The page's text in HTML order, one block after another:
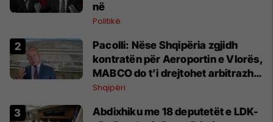
në
Politikë
Pacolli: Nëse Shqipëria zgjidh
kontratën për Aeroportin e Vlorës,
MABCO do t’i drejtohet arbitrazhit
ndërkombëtar
Shqipëri
Abdixhiku me 18 deputetët e LDK-